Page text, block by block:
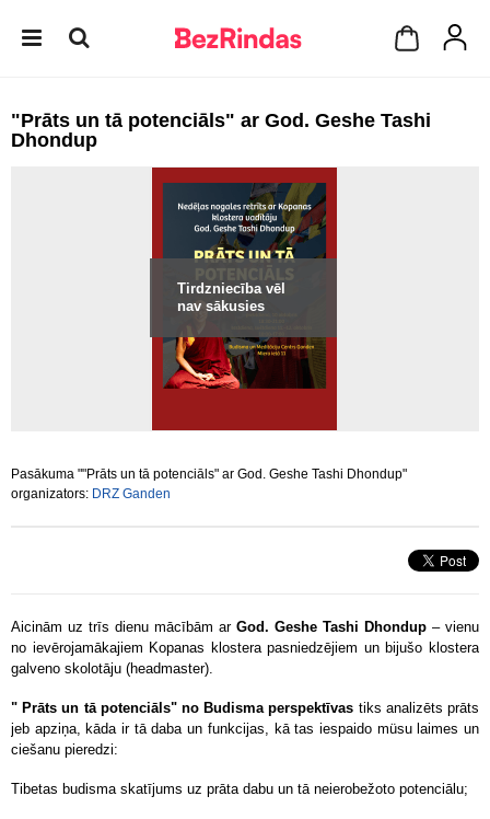
"Prāts un tā potenciāls" ar God. Geshe Tashi
Dhondup
Tirdzniecība vēl
nav sākusies
Pasākuma ""Prāts un tā potenciāls" ar God. Geshe Tashi Dhondup"
organizators: DRZ Ganden
Aicinām uz trīs dienu mācībām ar God. Geshe Tashi Dhondup – vienu
no ievērojamākajiem Kopanas klostera pasniedzējiem un bijušo klostera
galveno skolotāju (headmaster).
" Prāts un tā potenciāls" no Budisma perspektīvas tiks analizēts prāts
jeb apziņa, kāda ir tā daba un funkcijas, kā tas iespaido müsu laimes un
ciešanu pieredzi:
Tibetas budisma skatījums uz prāta dabu un tā neierobežoto potenciālu;